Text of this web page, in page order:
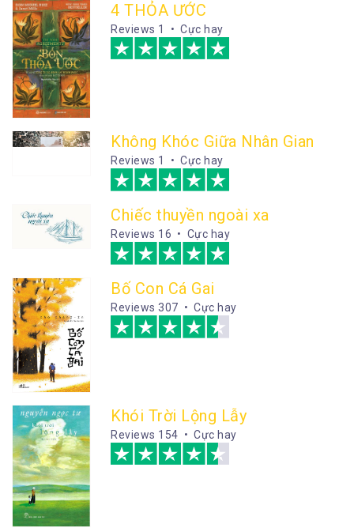
4 THỎA ƯỚC
Reviews 1 • Cực hay
Không Khóc Giữa Nhân Gian
Reviews 1 • Cực hay
Chiếc thuyền ngoài xa
Reviews 16 • Cực hay
Bố Con Cá Gai
Reviews 307 • Cực hay
Khói Trời Lộng Lẫy
Reviews 154 • Cực hay